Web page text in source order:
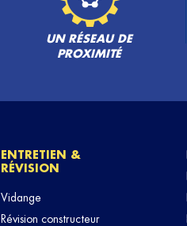
UN RÉSEAU DE
PROXIMITÉ
ENTRETIEN &
RÉVISION
Vidange
Révision constructeur